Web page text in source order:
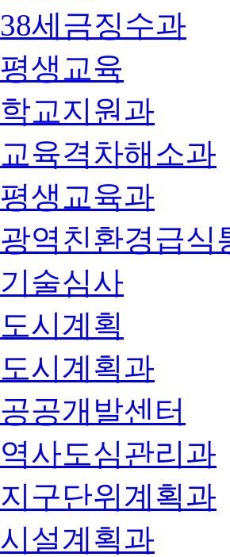
38세금징수과
평생교육
학교지원과
교육격차해소과
평생교육과
광역친환경급식
기술심사
도시계획
도시계획과
공공개발센터
역사도심관리과
지구단위계획과
시설계획과